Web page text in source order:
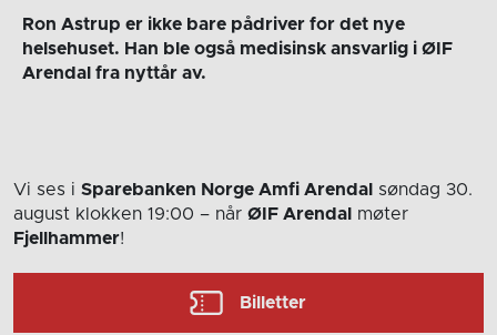
Ron Astrup er ikke bare pådriver for det nye
helsehuset. Han ble også medisinsk ansvarlig i ØIF
Arendal fra nyttår av.
Vi ses i Sparebanken Norge Amfi Arendal
søndag 30.
august klokken 19:00 – når ØIF Arendal
møter
Fjellhammer!
Billetter